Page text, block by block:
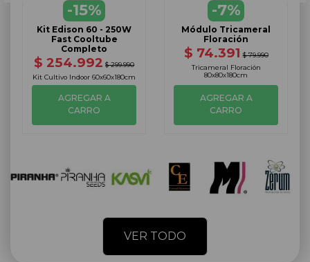
-15%
Kit Edison 60 - 250W
Fast Cooltube
Completo
$ 254.992 $ 299.990
Kit Cultivo Indoor 60x60x180cm
AGREGAR A
CARRO
-7%
Módulo Tricameral
Floración
$ 74.391 $ 79.990
Tricameral Floración
80x80x180cm
AGREGAR A
CARRO
VER TODO